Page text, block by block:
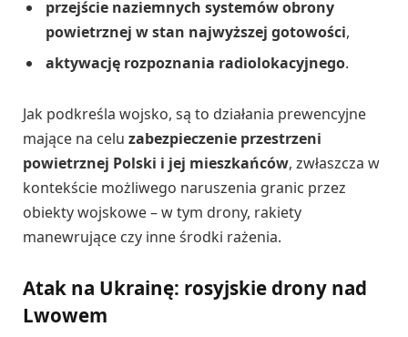
przejście naziemnych systemów obrony
powietrznej w stan najwyższej gotowości,
aktywację rozpoznania radiolokacyjnego.
Jak podkreśla wojsko, są to działania prewencyjne
mające na celu zabezpieczenie przestrzeni
powietrznej Polski i jej mieszkańców, zwłaszcza w
kontekście możliwego naruszenia granic przez
obiekty wojskowe – w tym drony, rakiety
manewrujące czy inne środki rażenia.
Atak na Ukrainę: rosyjskie drony nad
Lwowem